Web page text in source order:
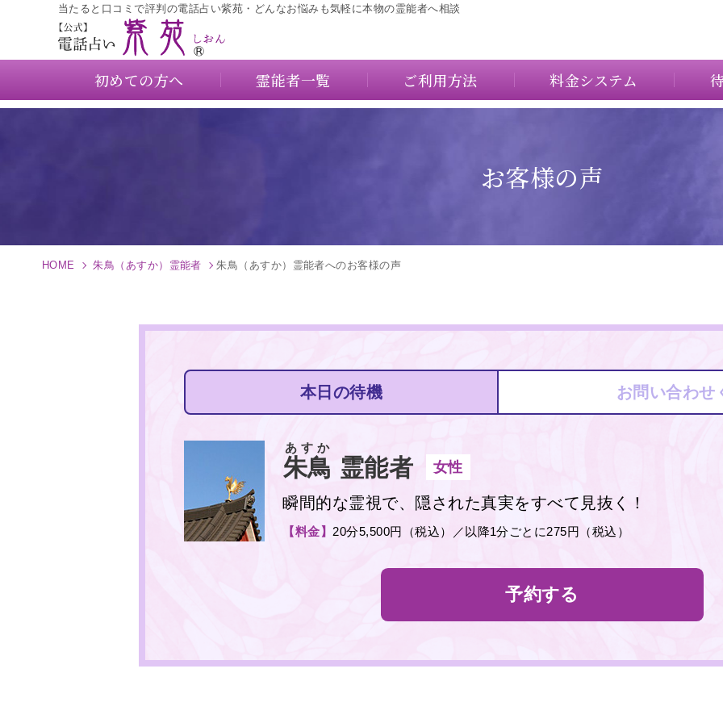
当たると口コミで評判の電話占い紫苑・どんなお悩みも気軽に本物の霊能者へ相談
初めての方へ 霊能者一覧 ご利用方法 料金システム
お客様の声
HOME 朱鳥（あすか）霊能者 朱鳥（あすか）霊能者へのお客様の声
本日の待機 お問い合わせ
朱鳥
あすか
霊能者 女性
瞬間的な霊視で、隠された真実をすべて見抜く！
【料金】 20分5,500円（税込）／以降1分ごとに275円（税込）
予約する